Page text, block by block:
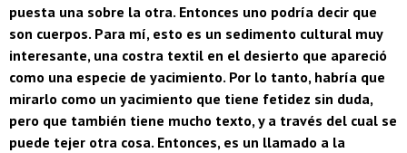
puesta una sobre la otra. Entonces uno podría decir que
son cuerpos. Para mí, esto es un sedimento cultural muy
interesante, una costra textil en el desierto que apareció
como una especie de yacimiento. Por lo tanto, habría que
mirarlo como un yacimiento que tiene fetidez sin duda,
pero que también tiene mucho texto, y a través del cual se
puede tejer otra cosa. Entonces, es un llamado a la